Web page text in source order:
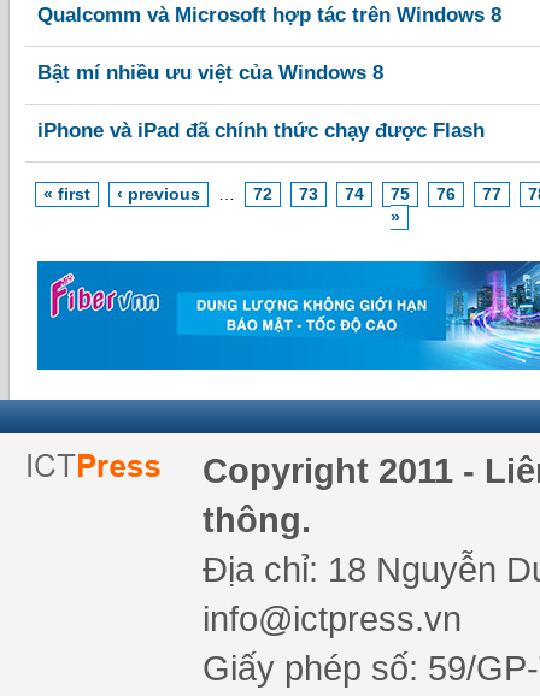
Qualcomm và Microsoft hợp tác trên Windows 8
Bật mí nhiều ưu việt của Windows 8
iPhone và iPad đã chính thức chạy được Flash
« first ‹ previous 72 73 74 75 76 77
»
Copyright 2011 -
thông.
Địa chỉ: 18 Nguyễn
info@ictpress.vn
Giấy phép số: 59/